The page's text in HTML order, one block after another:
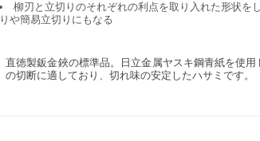
柳刃と立切りのそれぞれの利点を取り入れた形状を
りや簡易立切りにもなる
直徳製鈑金鋏の標準品。日立金属ヤスキ鋼青紙を使
の切断に適しており、切れ味の安定したハサミです。